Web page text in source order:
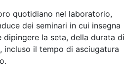
quotidiano nel laboratorio,
dei seminari in cui insegna
dipingere la seta, della durata di
incluso il tempo di asciugatura